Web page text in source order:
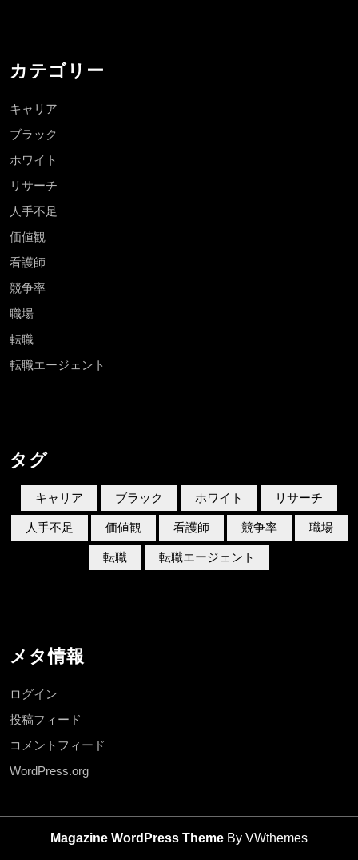
カテゴリー
キャリア
ブラック
ホワイト
リサーチ
人手不足
価値観
看護師
競争率
職場
転職
転職エージェント
タグ
キャリア ブラック ホワイト リサーチ
人手不足 価値観 看護師 競争率 職場
転職 転職エージェント
メタ情報
ログイン
投稿フィード
コメントフィード
WordPress.org
Magazine WordPress Theme By VWthemes